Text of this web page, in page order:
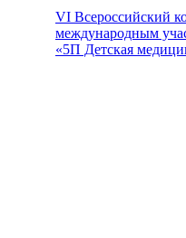
VI Всероссийский
международным
«5П Детская